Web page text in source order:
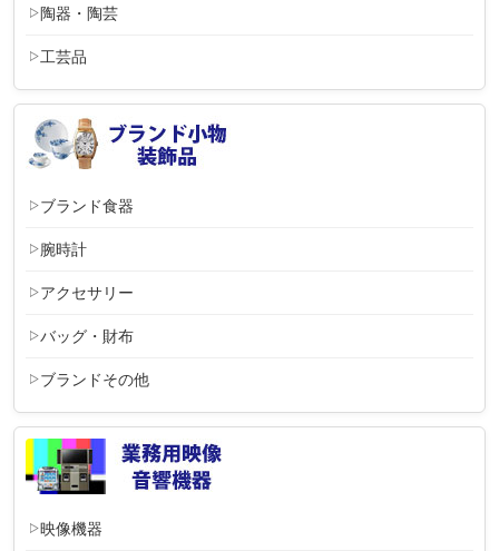
陶器・陶芸
工芸品
ブランド食器
腕時計
アクセサリー
バッグ・財布
ブランドその他
映像機器